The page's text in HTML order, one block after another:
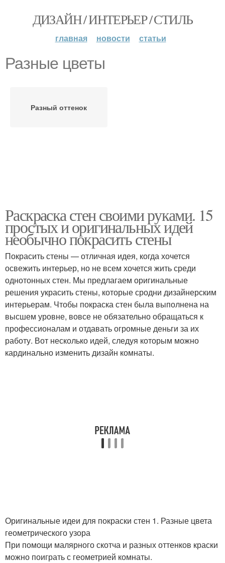
ДИЗАЙН / ИНТЕРЬЕР / СТИЛЬ
главная новости статьи
Разные цветы
Разный оттенок
Раскраска стен своими руками. 15
простых и оригинальных идей
необычно покрасить стены
Покрасить стены — отличная идея, когда хочется
освежить интерьер, но не всем хочется жить среди
однотонных стен. Мы предлагаем оригинальные
решения украсить стены, которые сродни дизайнерским
интерьерам. Чтобы покраска стен была выполнена на
высшем уровне, вовсе не обязательно обращаться к
профессионалам и отдавать огромные деньги за их
работу. Вот несколько идей, следуя которым можно
кардинально изменить дизайн комнаты.
Оригинальные идеи для покраски стен 1. Разные цвета
геометрического узора
При помощи малярного скотча и разных оттенков краски
можно поиграть с геометрией комнаты.